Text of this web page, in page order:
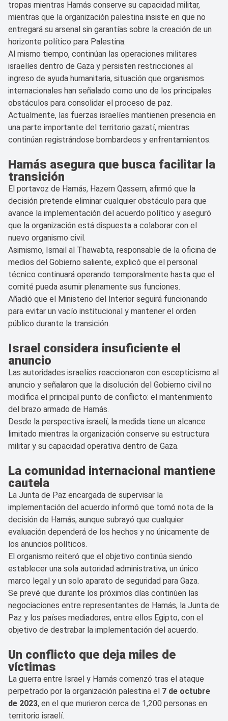
tropas mientras Hamás conserve su capacidad militar,
mientras que la organización palestina insiste en que no
entregará su arsenal sin garantías sobre la creación de un
horizonte político para Palestina.
Al mismo tiempo, continúan las operaciones militares
israelíes dentro de Gaza y persisten restricciones al
ingreso de ayuda humanitaria, situación que organismos
internacionales han señalado como uno de los principales
obstáculos para consolidar el proceso de paz.
Actualmente, las fuerzas israelíes mantienen presencia en
una parte importante del territorio gazatí, mientras
continúan registrándose bombardeos y enfrentamientos.
Hamás asegura que busca facilitar la
transición
El portavoz de Hamás, Hazem Qassem, afirmó que la
decisión pretende eliminar cualquier obstáculo para que
avance la implementación del acuerdo político y aseguró
que la organización está dispuesta a colaborar con el
nuevo organismo civil.
Asimismo, Ismail al Thawabta, responsable de la oficina de
medios del Gobierno saliente, explicó que el personal
técnico continuará operando temporalmente hasta que el
comité pueda asumir plenamente sus funciones.
Añadió que el Ministerio del Interior seguirá funcionando
para evitar un vacío institucional y mantener el orden
público durante la transición.
Israel considera insuficiente el
anuncio
Las autoridades israelíes reaccionaron con escepticismo al
anuncio y señalaron que la disolución del Gobierno civil no
modifica el principal punto de conflicto: el mantenimiento
del brazo armado de Hamás.
Desde la perspectiva israelí, la medida tiene un alcance
limitado mientras la organización conserve su estructura
militar y su capacidad operativa dentro de Gaza.
La comunidad internacional mantiene
cautela
La Junta de Paz encargada de supervisar la
implementación del acuerdo informó que tomó nota de la
decisión de Hamás, aunque subrayó que cualquier
evaluación dependerá de los hechos y no únicamente de
los anuncios políticos.
El organismo reiteró que el objetivo continúa siendo
establecer una sola autoridad administrativa, un único
marco legal y un solo aparato de seguridad para Gaza.
Se prevé que durante los próximos días continúen las
negociaciones entre representantes de Hamás, la Junta de
Paz y los países mediadores, entre ellos Egipto, con el
objetivo de destrabar la implementación del acuerdo.
Un conflicto que deja miles de
víctimas
La guerra entre Israel y Hamás comenzó tras el ataque
perpetrado por la organización palestina el 7 de octubre
de 2023, en el que murieron cerca de 1,200 personas en
territorio israelí.